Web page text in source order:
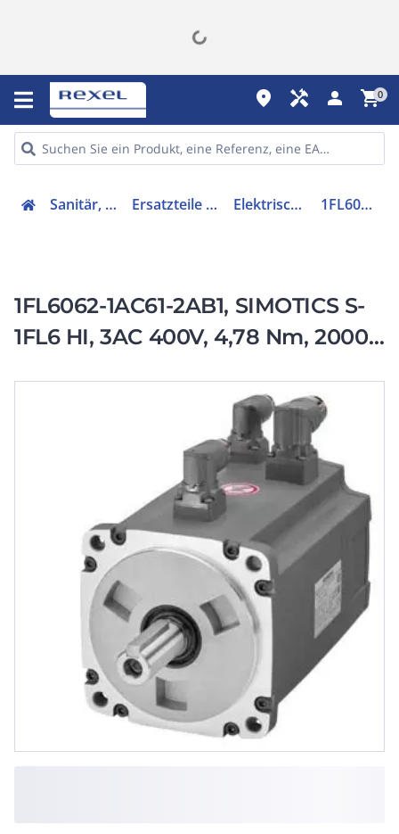
place handyman person shopping_cart0
Sanitär, Heizung, Klima Ersatzteile für Ausstattungen Elektrischer Servomotor 1FL60621AC612AB1
1FL6062-1AC61-2AB1, SIMOTICS S-
1FL6 HI, 3AC 400V, 4,78 Nm, 2000